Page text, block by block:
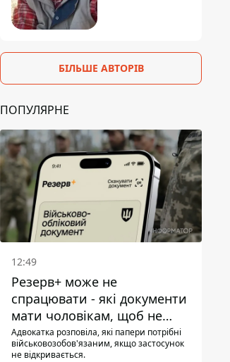
БІЛЬШЕ АВТОРІВ
ПОПУЛЯРНЕ
12:49
Резерв+ може не
спрацювати - які документи
мати чоловікам, щоб не
потрапити до ТЦК
Адвокатка розповіла, які папери потрібні
військовозобов'язаним, якщо застосунок
не відкривається.